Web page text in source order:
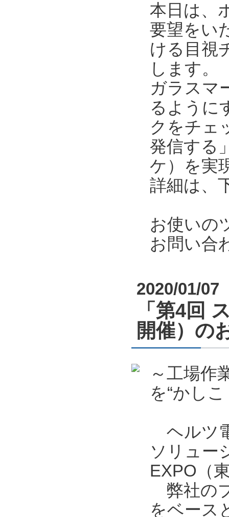
本日は、
要望をい
ける目視
します。
ガラスマ
るように
クをチェ
発信する
ケ）を実
詳細は、
お使いの
お問い合
2020/01/07
「第4回
開催）の
～工場作
を“かし
ヘルツ
ソリュー
EXPO（
弊社の
をベース